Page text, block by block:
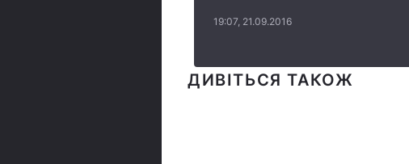
19:07, 21.09.2016
ДИВІТЬСЯ ТАКОЖ